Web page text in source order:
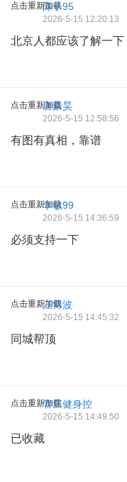
点击重新加载
陈子95
2026-5-15 12:20:13
北京人都应该了解一下
点击重新加载
唐豪昊
2026-5-15 12:58:56
有图有真相，靠谱
点击重新加载
李敏99
2026-5-15 14:36:59
必须支持一下
点击重新加载
汪博波
2026-5-15 14:45:32
同城帮顶
点击重新加载管庄健身控
2026-5-15 14:49:50
已收藏